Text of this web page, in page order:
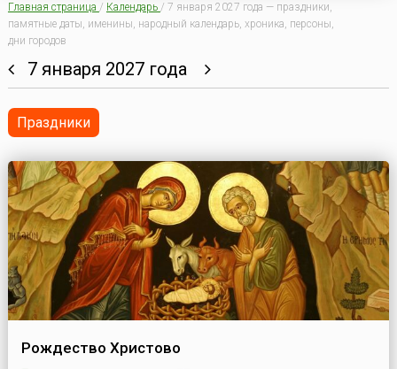
Главная страница / Календарь / 7 января 2027 года — праздники,
памятные даты, именины, народный календарь, хроника, персоны,
дни городов
7 января 2027 года
Праздники
Рождество Христово